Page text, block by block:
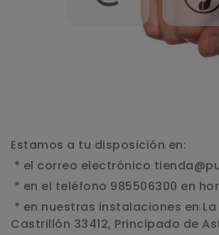
Estamos a tu disposición en:
* el correo electrónico
* en el teléfono 985506300 en
* en nuestras instalaciones en La
Castrillón 33412, Principado de